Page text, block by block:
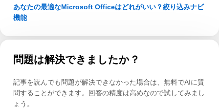
あなたの最適なMicrosoft Officeはどれがいい？絞り込みナビ
機能
問題は解決できましたか？
記事を読んでも問題が解決できなかった場合は、無料でAIに質
問することができます。回答の精度は高めなので試してみまし
ょう。